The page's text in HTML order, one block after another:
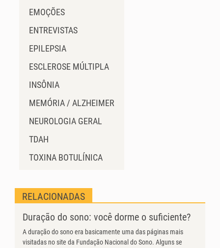
EMOÇÕES
ENTREVISTAS
EPILEPSIA
ESCLEROSE MÚLTIPLA
INSÔNIA
MEMÓRIA / ALZHEIMER
NEUROLOGIA GERAL
TDAH
TOXINA BOTULÍNICA
RELACIONADAS
Duração do sono: você dorme o suficiente?
A duração do sono era basicamente uma das páginas mais
visitadas no site da Fundação Nacional do Sono. Alguns se